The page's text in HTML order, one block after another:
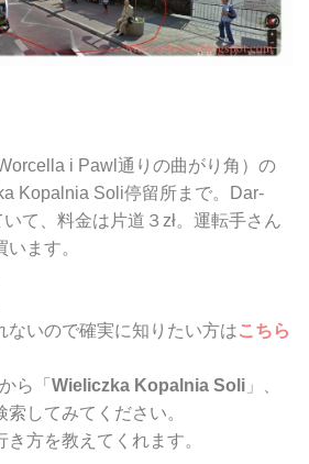
i Pawl通りの曲がり角）の
Kopalnia Soli停留所まで。Dar-
て、料金は片道３zł。運転手さん
ます。
ないので確実に知りたい方はこちら
ら「 Wieliczka Kopalnia Soli 」、
してみてください。
方を教えてくれます。